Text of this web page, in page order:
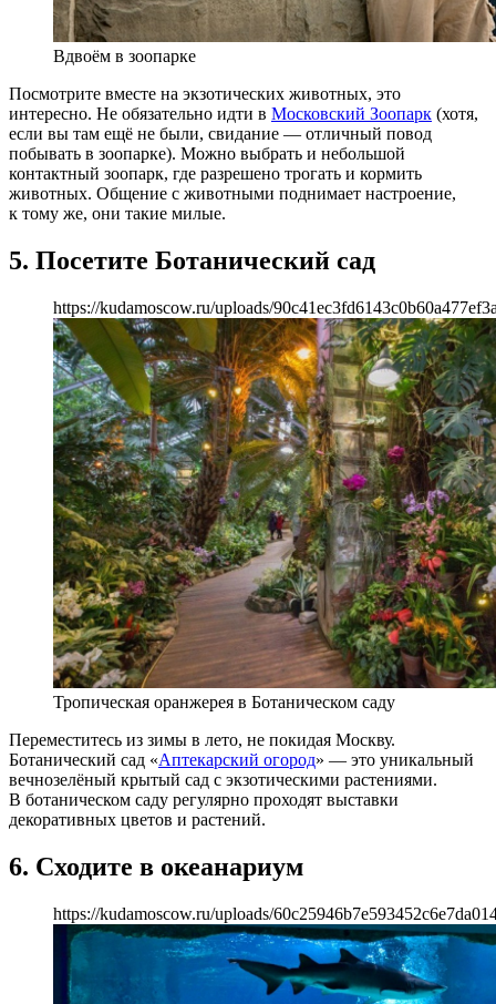
Вдвоём в зоопарке
Посмотрите вместе на экзотических животных, это
интересно. Не обязательно идти в Московский Зоопарк (хотя,
если вы там ещё не были, свидание — отличный повод
побывать в зоопарке). Можно выбрать и небольшой
контактный зоопарк, где разрешено трогать и кормить
животных. Общение с животными поднимает настроение,
к тому же, они такие милые.
5. Посетите Ботанический сад
https://kudamoscow.ru/uploads/
Тропическая оранжерея в Ботаническом саду
Переместитесь из зимы в лето, не покидая Москву.
Ботанический сад «Аптекарский огород» — это уникальный
вечнозелёный крытый сад с экзотическими растениями.
В ботаническом саду регулярно проходят выставки
декоративных цветов и растений.
6. Сходите в океанариум
https://kudamoscow.ru/uploads/